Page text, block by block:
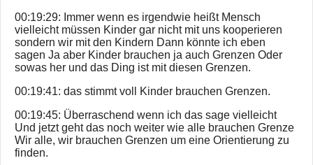
00:19:29: Immer wenn es irgendwie heißt Mensch
vielleicht müssen Kinder gar nicht mit uns kooperieren
sondern wir mit den Kindern Dann könnte ich eben
sagen Ja aber Kinder brauchen ja auch Grenzen Oder
sowas her und das Ding ist mit diesen Grenzen.
00:19:41: das stimmt voll Kinder brauchen Grenzen.
00:19:45: Überraschend wenn ich das sage vielleicht
Und jetzt geht das noch weiter wie alle brauchen Grenze
Wir alle, wir brauchen Grenzen um eine Orientierung zu
finden.